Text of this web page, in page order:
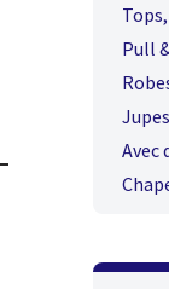
Pull
Jupes
Avec